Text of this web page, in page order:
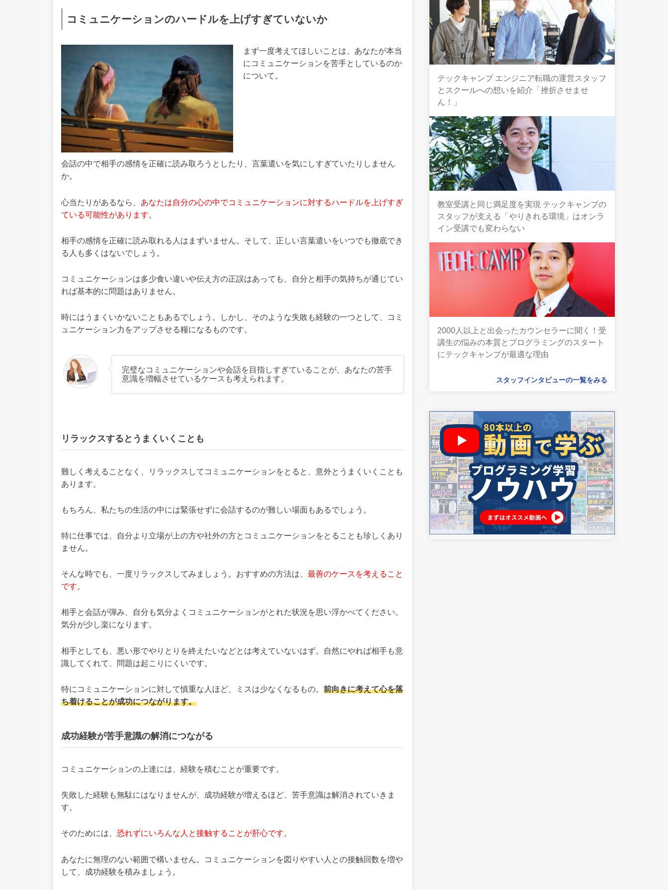
コミュニケーションのハードルを上げすぎていないか
まず一度考えてほしいことは、あなたが本当
にコミュニケーションを苦手としているのか
について。
会話の中で相手の感情を正確に読み取ろうとしたり、言葉遣いを気にしすぎていたりしません
か。
心当たりがあるなら、 あなたは自分の心の中でコミュニケーションに対するハードルを上げすぎ
ている可能性があります。
相手の感情を正確に読み取れる人はまずいません。そして、正しい言葉遣いをいつでも徹底でき
る人も多くはないでしょう。
コミュニケーションは多少食い違いや伝え方の正誤はあっても、自分と相手の気持ちが通じてい
れば基本的に問題はありません。
時にはうまくいかないこともあるでしょう。しかし、そのような失敗も経験の一つとして、コミ
ュニケーション力をアップさせる糧になるものです。
完璧なコミュニケーションや会話を目指しすぎていることが、あなたの苦手
意識を増幅させているケースも考えられます。
リラックスするとうまくいくことも
難しく考えることなく、リラックスしてコミュニケーションをとると、意外とうまくいくことも
あります。
もちろん、私たちの生活の中には緊張せずに会話するのが難しい場面もあるでしょう。
特に仕事では、自分より立場が上の方や社外の方とコミュニケーションをとることも珍しくあり
ません。
そんな時でも、一度リラックスしてみましょう。おすすめの方法は、 最善のケースを考えること
です。
相手と会話が弾み、自分も気分よくコミュニケーションがとれた状況を思い浮かべてください。
気分が少し楽になります。
相手としても、悪い形でやりとりを終えたいなどとは考えていないはず。自然にやれば相手も意
識してくれて、問題は起こりにくいです。
特にコミュニケーションに対して慎重な人ほど、ミスは少なくなるもの。 前向きに考えて心を落
ち着けることが成功につながります。
成功経験が苦手意識の解消につながる
コミュニケーションの上達には、経験を積むことが重要です。
失敗した経験も無駄にはなりませんが、成功経験が増えるほど、苦手意識は解消されていきま
す。
そのためには、 恐れずにいろんな人と接触することが肝心です。
あなたに無理のない範囲で構いません。コミュニケーションを図りやすい人との接触回数を増や
して、成功経験を積みましょう。
テックキャンプ エンジニア転職の運営スタッフ
とスクールへの想いを紹介「挫折させませ
ん！」
教室受講と同じ満足度を実現 テックキャンプの
スタッフが支える「やりきれる環境」はオンラ
イン受講でも変わらない
2000人以上と出会ったカウンセラーに聞く！受
講生の悩みの本質とプログラミングのスタート
にテックキャンプが最適な理由
スタッフインタビューの一覧をみる